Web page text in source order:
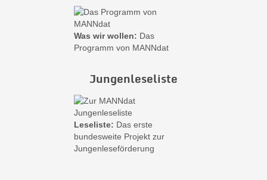
Was wir wollen: Das
Programm von MANNdat
Jungenleseliste
Leseliste: Das erste
bundesweite Projekt zur
Jungenleseförderung